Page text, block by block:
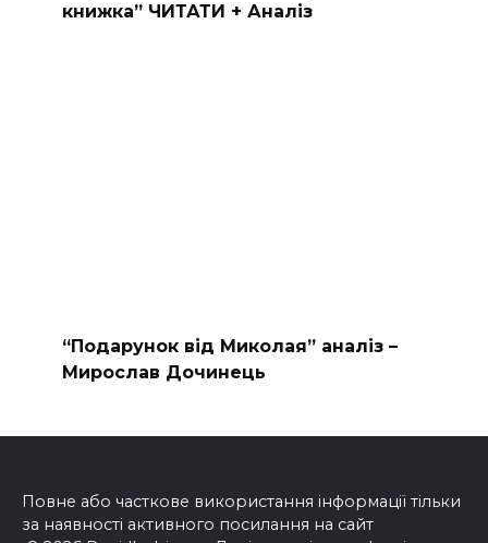
книжка” ЧИТАТИ + Аналіз
“Подарунок від Миколая” аналіз –
Мирослав Дочинець
Повне або часткове використання інформації тільки
за наявності активного посилання на сайт